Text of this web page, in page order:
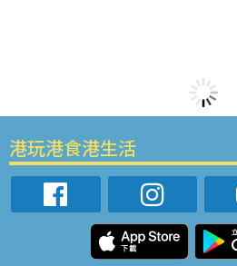
港玩港食港生活